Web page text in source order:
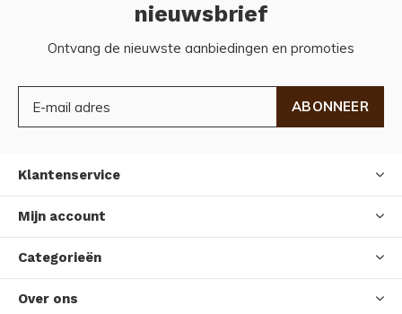
nieuwsbrief
Ontvang de nieuwste aanbiedingen en promoties
ABONNEER
Klantenservice
Mijn account
Categorieën
Over ons